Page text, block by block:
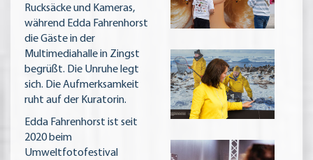
Rucksäcke und Kameras,
während Edda Fahrenhorst
die Gäste in der
Multimediahalle in Zingst
begrüßt. Die Unruhe legt
sich. Die Aufmerksamkeit
ruht auf der Kuratorin.
Edda Fahrenhorst ist seit
2020 beim
Umweltfotofestival